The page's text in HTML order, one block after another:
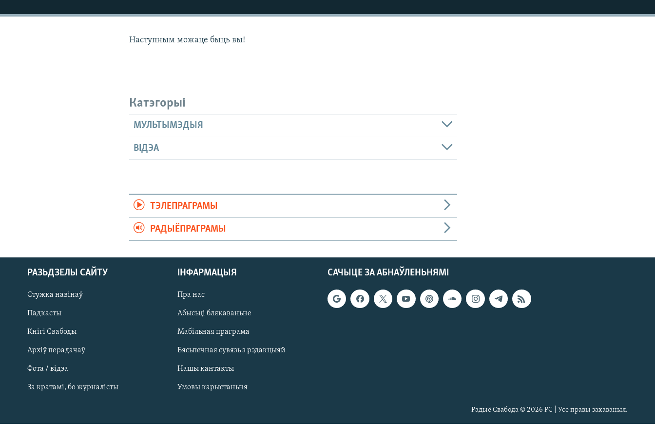
КАЛЯНДАР
НА ХВАЛЯХ СВАБОДЫ
САЧЫЦЕ ЗА АБНАЎЛЕНЬНЯМІ
Наступным можаце быць вы!
Катэгорыі
МУЛЬТЫМЭДЫЯ
ВІДЭА
ТЭЛЕПРАГРАМЫ
РАДЫЁПРАГРАМЫ
САЧЫЦЕ ЗА АБНАЎЛЕНЬНЯМІ
РАЗЬДЗЕЛЫ САЙТУ
Стужка навінаў
Падкасты
Кнігі Свабоды
Архіў перадачаў
Фота / відэа
За кратамі, бо журналісты
ІНФАРМАЦЫЯ
Пра нас
Абысьці блякаваньне
Мабільная праграма
Бясьпечная сувязь з рэдакцыяй
Нашы кантакты
Умовы карыстаньня
Радыё Свабода © 2026 РС | Усе правы захаваныя.